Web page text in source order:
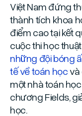
Việt Nam đứng
thành tích khoa
điểm cao tại kết
cuộc thi học
những đội bóng
tế về toán họcvà
một nhà toán
chương Fields,
học.